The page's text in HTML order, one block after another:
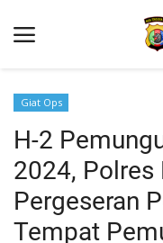
Beranda
Terms & Conditions
Reskrim
Giat Ops
H-2
2024, Polres
Pergeseran
Tempat